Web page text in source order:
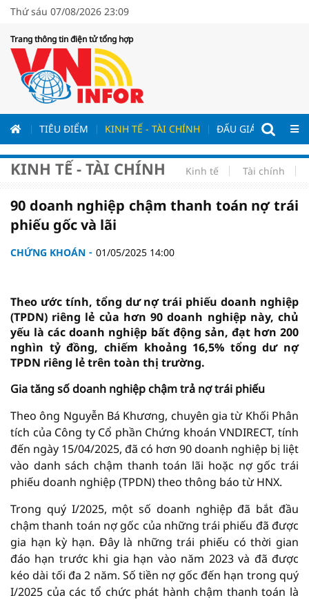
Thứ sáu 07/08/2026 23:09
Trang thông tin điện tử tổng hợp
TIÊU ĐIỂM KINH TẾ - TÀI CHÍNH ĐẤU GIÁ - ĐẤU
KINH TẾ - TÀI CHÍNH Kinh tế Tài chính
90 doanh nghiệp chậm thanh toán nợ trái
phiếu gốc và lãi
CHỨNG KHOÁN 01/05/2025 14:00
Theo ước tính, tổng dư nợ trái phiếu doanh nghiệp
(TPDN) riêng lẻ của hơn 90 doanh nghiệp này, chủ
yếu là các doanh nghiệp bất động sản, đạt hơn 200
nghìn tỷ đồng, chiếm khoảng 16,5% tổng dư nợ
TPDN riêng lẻ trên toàn thị trường.
Gia tăng số doanh nghiệp chậm trả nợ trái phiếu
Theo ông Nguyễn Bá Khương, chuyên gia từ Khối Phân
tích của Công ty Cổ phần Chứng khoán VNDIRECT, tính
đến ngày 15/04/2025, đã có hơn 90 doanh nghiệp bị liệt
vào danh sách chậm thanh toán lãi hoặc nợ gốc trái
phiếu doanh nghiệp (TPDN) theo thông báo từ HNX.
Trong quý I/2025, một số doanh nghiệp đã bắt đầu
chậm thanh toán nợ gốc của những trái phiếu đã được
gia hạn kỳ hạn. Đây là những trái phiếu có thời gian
đáo hạn trước khi gia hạn vào năm 2023 và đã được
kéo dài tối đa 2 năm. Số tiền nợ gốc đến hạn trong quý
I/2025 của các tổ chức phát hành chậm thanh toán là